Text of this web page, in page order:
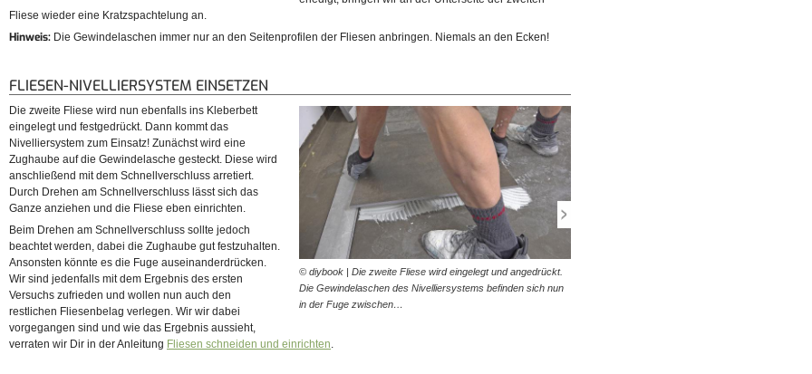
Fliese wieder eine Kratzspachtelung an.
Hinweis: Die Gewindelaschen immer nur an den Seitenprofilen der Fliesen anbringen. Niemals an den Ecken!
FLIESEN-NIVELLIERSYSTEM EINSETZEN
© diybook | Die zweite Fliese wird eingelegt und angedrückt.
Die Gewindelaschen des Nivelliersystems befinden sich nun
in der Fuge zwischen…
Die zweite Fliese wird nun ebenfalls ins Kleberbett
eingelegt und festgedrückt. Dann kommt das
Nivelliersystem zum Einsatz! Zunächst wird eine
Zughaube auf die Gewindelasche gesteckt. Diese wird
anschließend mit dem Schnellverschluss arretiert.
Durch Drehen am Schnellverschluss lässt sich das
Ganze anziehen und die Fliese eben einrichten.
Beim Drehen am Schnellverschluss sollte jedoch
beachtet werden, dabei die Zughaube gut festzuhalten.
Ansonsten könnte es die Fuge auseinanderdrücken.
Wir sind jedenfalls mit dem Ergebnis des ersten
Versuchs zufrieden und wollen nun auch den
restlichen Fliesenbelag verlegen. Wir wir dabei
vorgegangen sind und wie das Ergebnis aussieht,
verraten wir Dir in der Anleitung Fliesen schneiden und einrichten.